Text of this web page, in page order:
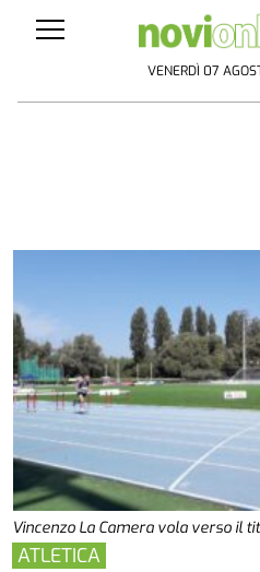
VENERDÌ 07
Vincenzo La Camera vola verso il
ATLETICA